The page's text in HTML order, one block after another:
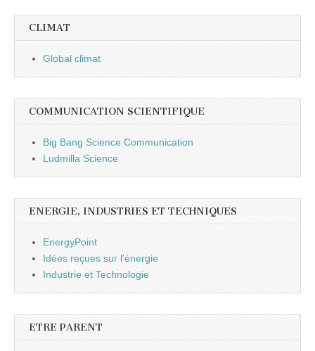
CLIMAT
Global climat
COMMUNICATION SCIENTIFIQUE
Big Bang Science Communication
Ludmilla Science
ENERGIE, INDUSTRIES ET TECHNIQUES
EnergyPoint
Idées reçues sur l'énergie
Industrie et Technologie
ETRE PARENT